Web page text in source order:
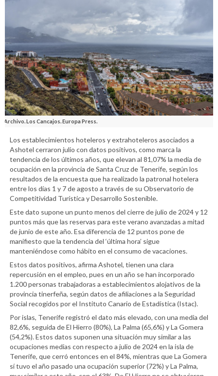
Archivo. Los Cancajos. Europa Press.
Los establecimientos hoteleros y extrahoteleros asociados a
Ashotel cerraron julio con datos positivos, como marca la
tendencia de los últimos años, que elevan al 81,07% la media de
ocupación en la provincia de Santa Cruz de Tenerife, según los
resultados de la encuesta que ha realizado la patronal hotelera
entre los días 1 y 7 de agosto a través de su Observatorio de
Competitividad Turística y Desarrollo Sostenible.
Este dato supone un punto menos del cierre de julio de 2024 y 12
puntos más que las reservas para este verano avanzadas a mitad
de junio de este año. Esa diferencia de 12 puntos pone de
manifiesto que la tendencia del ‘última hora’ sigue
manteniéndose como hábito en el consumo de vacaciones.
Estos datos positivos, afirma Ashotel, tienen una clara
repercusión en el empleo, pues en un año se han incorporado
1.200 personas trabajadoras a establecimientos alojativos de la
provincia tinerfeña, según datos de afiliaciones a la Seguridad
Social recogidos por el Instituto Canario de Estadística (Istac).
Por islas, Tenerife registró el dato más elevado, con una media del
82,6%, seguida de El Hierro (80%), La Palma (65,6%) y La Gomera
(54,2%). Estos datos suponen una situación muy similar a las
ocupaciones medias con respecto a julio de 2024 en la isla de
Tenerife, que cerró entonces en el 84%, mientras que La Gomera
sí tuvo el año pasado una ocupación superior (72%) y La Palma,